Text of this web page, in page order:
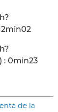
: 0min23
de la